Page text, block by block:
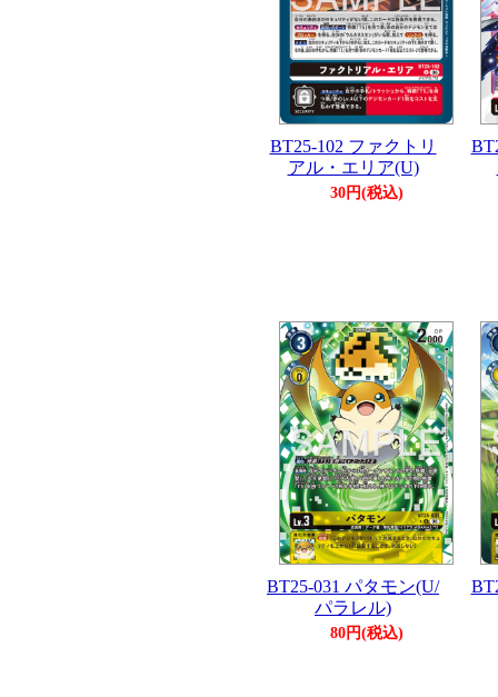
BT25-102 ファクトリ
アル・エリア(U)
30円(税込)
BT25-031 パタモン(U/
パラレル)
80円(税込)